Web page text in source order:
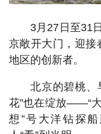
3月27日至31
京敞开大门，迎接
地区的创新者。
北京的碧桃、
花”也在绽放——“
想”号大洋钻探